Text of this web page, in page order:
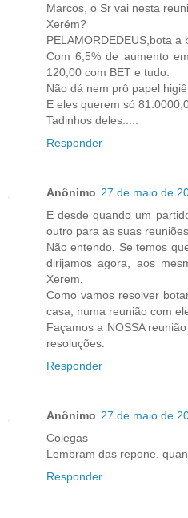
Marcos, o Sr vai nesta
Xerém?
PELAMORDEDEUS,bota a
Com 6,5% de aumento
120,00 com BET e tudo.
Não dá nem prô papel
E eles querem só
Tadinhos deles.....
Responder
Anônimo 27 de maio de
E desde quando um
outro para as suas
Não entendo. Se temos
dirijamos agora, aos
Xerem.
Como vamos resolver
casa, numa reunião com
Façamos a NOSSA
resoluções.
Responder
Anônimo 27 de maio de
Colegas
Lembram das repone,
Responder